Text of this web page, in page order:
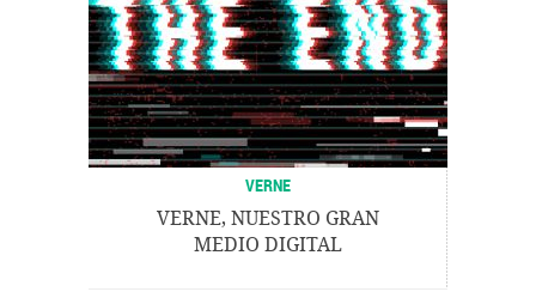
VERNE
VERNE, NUESTRO GRAN
MEDIO DIGITAL